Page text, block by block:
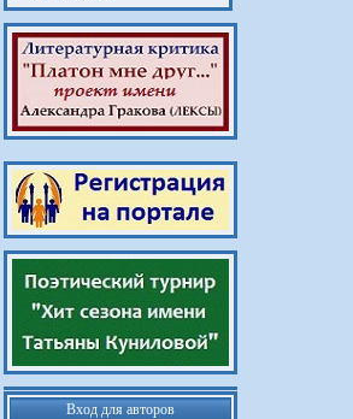
Вход для авторов